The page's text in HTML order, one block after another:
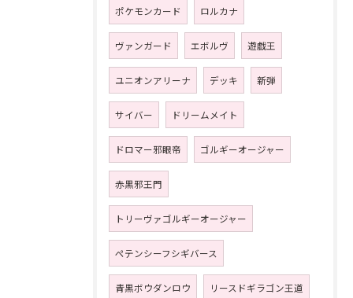
ポケモンカード ロルカナ
ヴァンガード エボルヴ 遊戯王
ユニオンアリーナ デッキ 新弾
サイバー ドリームメイト
ドロマー邪眼帝 ゴルギーオージャー
赤黒邪王門
トリーヴァゴルギーオージャー
ペテンシーフシギバース
青黒ボウダンロウ リースドギラゴン王道